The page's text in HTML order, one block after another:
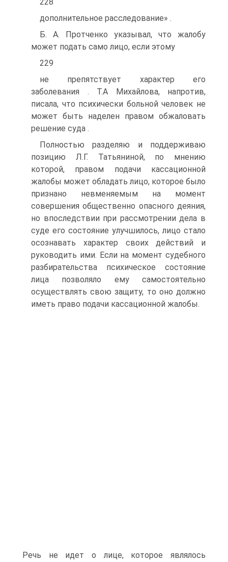
дополнительное расследование» .
Б. А. Протченко указывал, что жалобу
может подать само лицо, если этому
229
не препятствует характер его
заболевания . Т.А Михайлова, напротив,
писала, что психически больной человек не
может быть наделен правом обжаловать
решение суда .
Полностью разделяю и поддерживаю
позицию Л.Г. Татьяниной, по мнению
которой, правом подачи кассационной
жалобы может обладать лицо, которое было
признано невменяемым на момент
совершения общественно опасного деяния,
но впоследствии при рассмотрении дела в
суде его состояние улучшилось, лицо стало
осознавать характер своих действий и
руководить ими. Если на момент судебного
разбирательства психическое состояние
лица позволяло ему самостоятельно
осуществлять свою защиту, то оно должно
иметь право подачи кассационной жалобы.
Речь не идет о лице, которое являлось